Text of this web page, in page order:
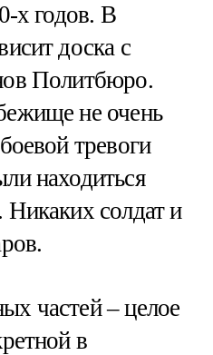
х годов. В
доска с
Политбюро.
не очень
тревоги
находиться
солдат и
частей – целое
в